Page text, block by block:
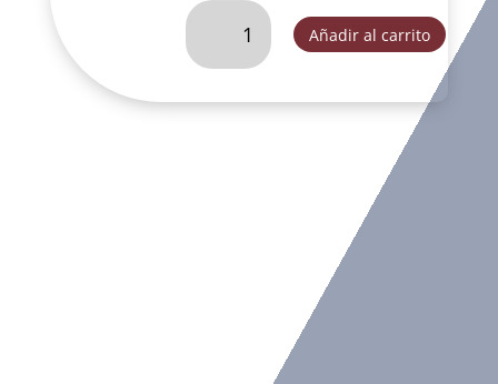
SAN
SIN
CON
Añadir al carrito